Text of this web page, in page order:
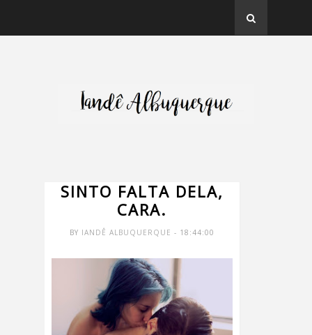
SINTO FALTA DELA,
CARA.
BY IANDÊ ALBUQUERQUE - 18:44:00